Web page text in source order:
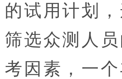
的试用计划
筛选众测人
考因素，一